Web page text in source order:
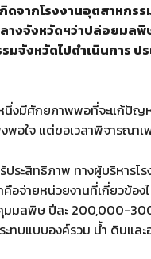
ากโรงงานอุตสาหกรร
จังหวัดฯว่าปล่อยมลพิ
จังหวัดไปดำเนินการ ปร
งมีศักยภาพพอที่จะแก้ปัญ
พอใจ แต่ขอเวลาพิจารณา
ประสิทธิภาพ ทางผู้บริหาร
จ่ายหน่วยงานที่เกี่ยวข้อง
มมลพิษ ปีละ 200,000-
ทบแบบองค์รวม น้ำ ดินและ